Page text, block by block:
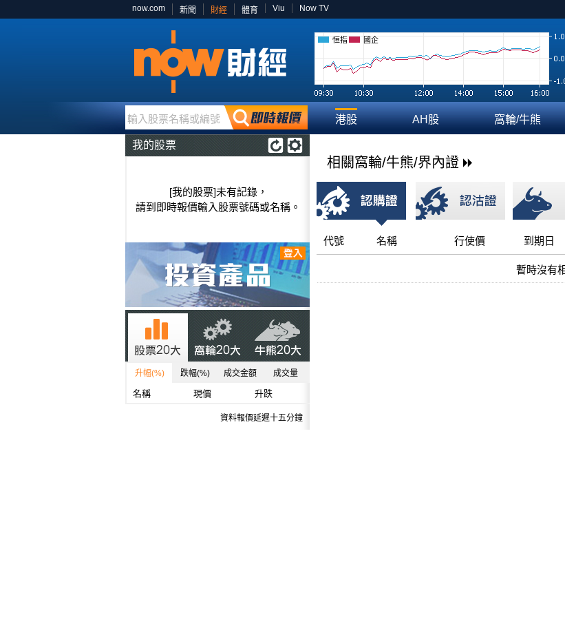
now.com 新聞 財經 體育 Viu Now TV
恒指 國企
輸入股票名稱或編號 港股 AH股 窩輪/牛熊
我的股票
[我的股票]未有記錄，
請到即時報價輸入股票號碼或名稱。
升幅(%) 跌幅(%) 成交金額 成交量
名稱 現價 升跌
資料報價延遲十五分鐘
相關窩輪/牛熊/界內證
代號 名稱 行使價 到期日
暫時沒有